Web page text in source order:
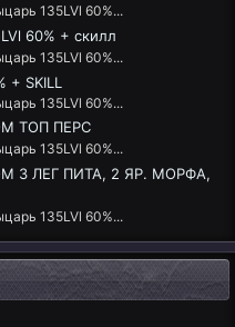
135LVl 60%...
60% + скилл
135LVl 60%...
+ SKILL
135LVl 60%...
ТОП ПЕРС
135LVl 60%...
3 ЛЕГ ПИТА, 2 ЯР. МОРФА,
135LVl 60%...